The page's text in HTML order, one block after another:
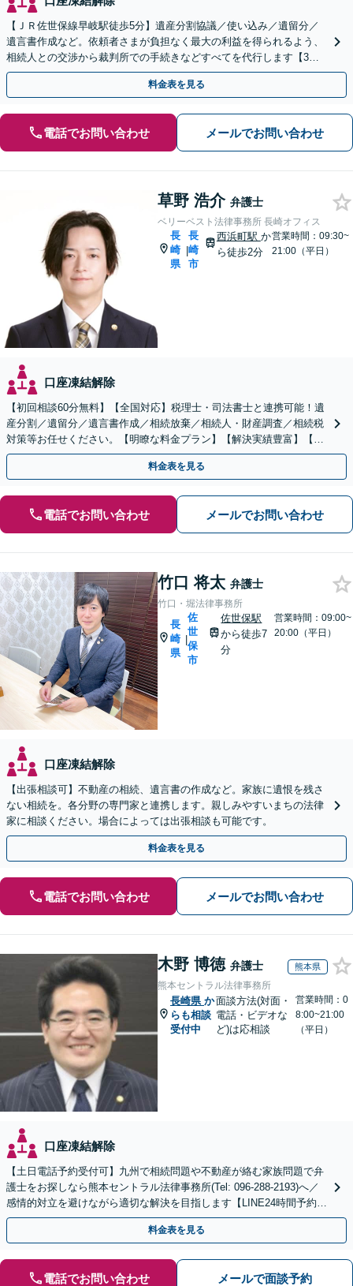
【ＪＲ佐世保線早岐駅徒歩5分】遺産分割協議／使い込み／遺留分／
遺言書作成など。依頼者さまが負担なく最大の利益を得られるよう、
相続人との交渉から裁判所での手続きなどすべてを代行します【3拠
点に計6人弁護士在籍】
料金表を見る
電話でお問い合わせ メールでお問い合わせ
草野 浩介 弁護士
ベリーベスト法律事務所 長崎オフィス
長
崎
県
|
長
崎
市
西浜町駅 か
ら徒歩2分
営業時間：09:30~
21:00（平日）
口座凍結解除
【初回相談60分無料】【全国対応】税理士・司法書士と連携可能！遺
産分割／遺留分／遺言書作成／相続放棄／相続人・財産調査／相続税
対策等お任せください。【明瞭な料金プラン】【解決実績豊富】【電
話相談可】
料金表を見る
電話でお問い合わせ メールでお問い合わせ
竹口 将太 弁護士
竹口・堀法律事務所
長
崎
県
|
佐
世
保
市
佐世保駅
から徒歩7
分
営業時間：09:00~
20:00（平日）
口座凍結解除
【出張相談可】不動産の相続、遺言書の作成など。家族に遺恨を残さ
ない相続を。各分野の専門家と連携します。親しみやすいまちの法律
家に相談ください。場合によっては出張相談も可能です。
料金表を見る
電話でお問い合わせ メールでお問い合わせ
木野 博徳 弁護士 熊本県
熊本セントラル法律事務所
長崎県 か
らも相談
受付中
面談方法(対面・
電話・ビデオな
ど)は応相談
営業時間：0
8:00~21:00
（平日）
口座凍結解除
【土日電話予約受付可】九州で相続問題や不動産が絡む家族問題で弁
護士をお探しなら熊本セントラル法律事務所(Tel: 096-288-2193)へ／
感情的対立を避けながら適切な解決を目指します【LINE24時間予約受
付可】【休日・夜間相談可】
料金表を見る
電話でお問い合わせ メールで面談予約